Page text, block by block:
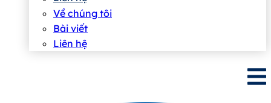
Về chúng tôi
Bài viết
Liên hệ